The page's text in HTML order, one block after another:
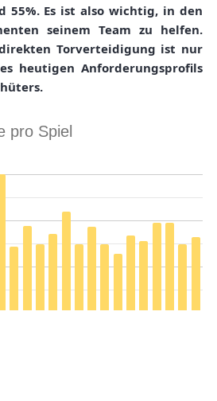
55%. Es ist also wichtig, in den
seinem Team zu helfen.
Torverteidigung ist nur
heutigen Anforderungsprofils